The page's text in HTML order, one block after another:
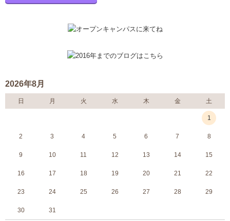
2026年8月
日 月 火 水 木 金 土
1
2 3 4 5 6 7 8
9 10 11 12 13 14 15
16 17 18 19 20 21 22
23 24 25 26 27 28 29
30 31